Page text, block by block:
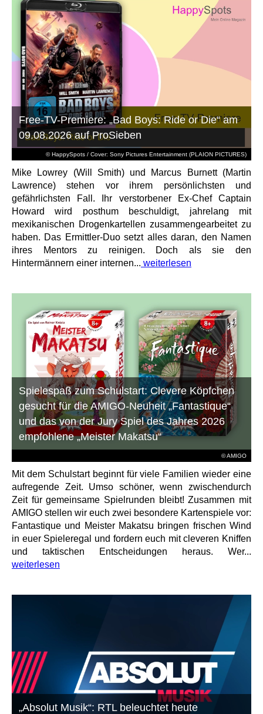
© HappySpots / Cover: Sony Pictures Entertainment (PLAION PICTURES)
Free-TV-Premiere: „Bad Boys: Ride or Die“ am
09.08.2026 auf ProSieben
Mike Lowrey (Will Smith) und Marcus Burnett (Martin
Lawrence) stehen vor ihrem persönlichsten und
gefährlichsten Fall. Ihr verstorbener Ex-Chef Captain
Howard wird posthum beschuldigt, jahrelang mit
mexikanischen Drogenkartellen zusammengearbeitet zu
haben. Das Ermittler-Duo setzt alles daran, den Namen
ihres Mentors zu reinigen. Doch als sie den
Hintermännern einer internen... weiterlesen
© AMIGO
Spielespaß zum Schulstart: Clevere Köpfchen
gesucht für die AMIGO-Neuheit „Fantastique“
und das von der Jury Spiel des Jahres 2026
empfohlene „Meister Makatsu“
Mit dem Schulstart beginnt für viele Familien wieder eine
aufregende Zeit. Umso schöner, wenn zwischendurch
Zeit für gemeinsame Spielrunden bleibt! Zusammen mit
AMIGO stellen wir euch zwei besondere Kartenspiele vor:
Fantastique und Meister Makatsu bringen frischen Wind
in euer Spieleregal und fordern euch mit cleveren Kniffen
und taktischen Entscheidungen heraus. Wer...
weiterlesen
„Absolut Musik“: RTL beleuchtet heute